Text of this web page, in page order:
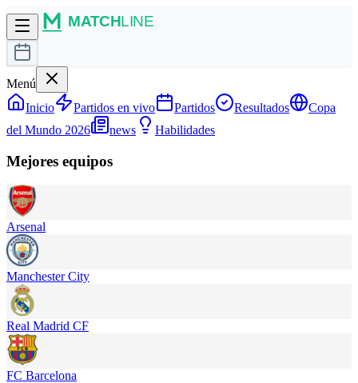
Menú
Inicio
Partidos en vivo Partidos Resultados
Copa
del Mundo 2026
news Habilidades
Mejores equipos
Arsenal
Manchester City
Real Madrid CF
FC Barcelona